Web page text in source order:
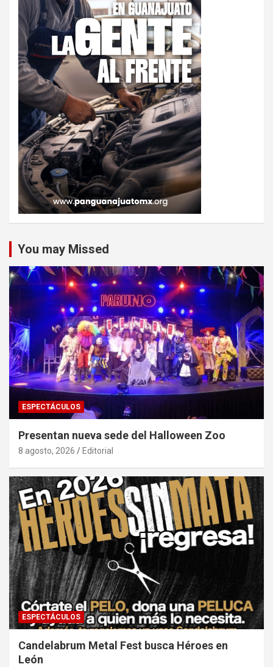
You may Missed
ESPECTÁCULOS
Presentan nueva sede del Halloween Zoo
8 agosto, 2026 Editorial
ESPECTÁCULOS
Candelabrum Metal Fest busca Héroes en
León